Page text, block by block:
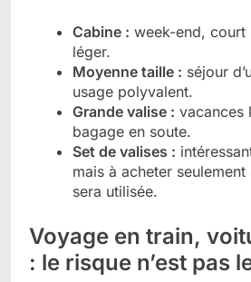
Cabine : week-end, court
léger.
Moyenne taille : séjour
usage polyvalent.
Grande valise : vacances
bagage en soute.
Set de valises :
mais à acheter
sera utilisée.
Voyage en train,
: le risque n’est pas